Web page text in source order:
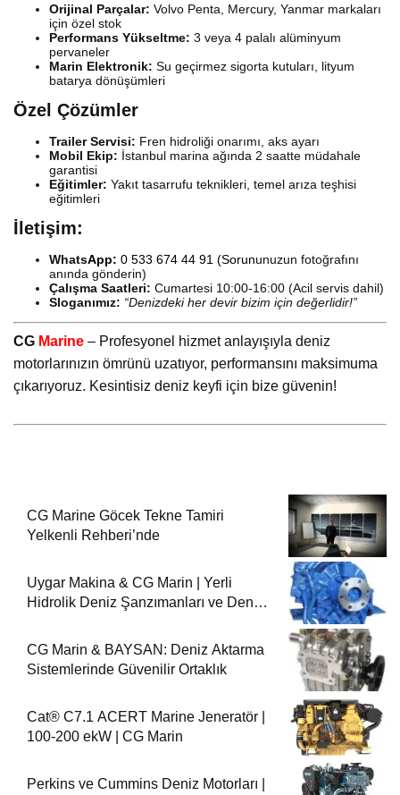
Orijinal Parçalar: Volvo Penta, Mercury, Yanmar markaları
için özel stok
Performans Yükseltme: 3 veya 4 palalı alüminyum
pervaneler
Marin Elektronik: Su geçirmez sigorta kutuları, lityum
batarya dönüşümleri
Özel Çözümler
Trailer Servisi: Fren hidroliği onarımı, aks ayarı
Mobil Ekip: İstanbul marina ağında 2 saatte müdahale
garantisi
Eğitimler: Yakıt tasarrufu teknikleri, temel arıza teşhisi
eğitimleri
İletişim:
WhatsApp: 0 533 674 44 91 (Sorununuzun fotoğrafını
anında gönderin)
Çalışma Saatleri: Cumartesi 10:00-16:00 (Acil servis dahil)
Sloganımız: “Denizdeki her devir bizim için değerlidir!”
CG Marine – Profesyonel hizmet anlayışıyla deniz
motorlarınızın ömrünü uzatıyor, performansını maksimuma
çıkarıyoruz. Kesintisiz deniz keyfi için bize güvenin!
CG Marine Göcek Tekne Tamiri
Yelkenli Rehberi’nde
Uygar Makina & CG Marin | Yerli
Hidrolik Deniz Şanzımanları ve Deniz
CG Marin & BAYSAN: Deniz Aktarma
Sistemlerinde Güvenilir Ortaklık
Cat® C7.1 ACERT Marine Jeneratör |
100-200 ekW | CG Marin
Perkins ve Cummins Deniz Motorları |